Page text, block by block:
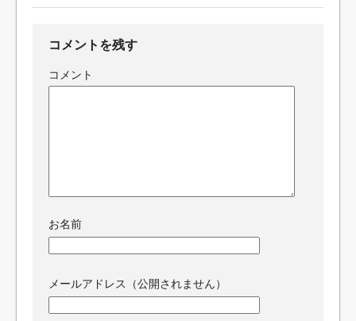
コメントを残す
コメント
お名前
メールアドレス（公開されません）